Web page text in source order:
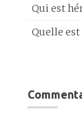
Qui est
Quelle